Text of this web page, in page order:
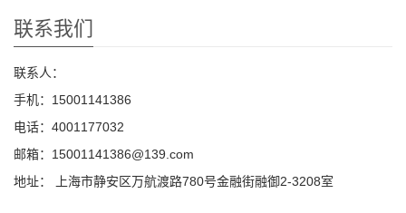
联系我们
联系人：
手机：15001141386
电话：4001177032
邮箱：15001141386@139.com
地址： 上海市静安区万航渡路780号金融街融御2-3208室